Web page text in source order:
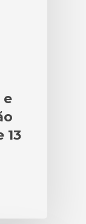
e
13
– CIDADE
E VÍDEOS